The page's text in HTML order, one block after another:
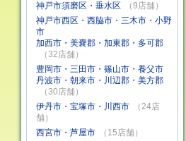
神戸市須磨区・垂水区
（9店舗）
神戸市西区・西脇市・三木市・小野
市
加西市・美嚢郡・加東郡・多可郡
（32店舗）
豊岡市・三田市・篠山市・養父市
丹波市・朝来市・川辺郡・美方郡
（30店舗）
伊丹市・宝塚市・川西市
（24店
舗）
西宮市・芦屋市
（15店舗）